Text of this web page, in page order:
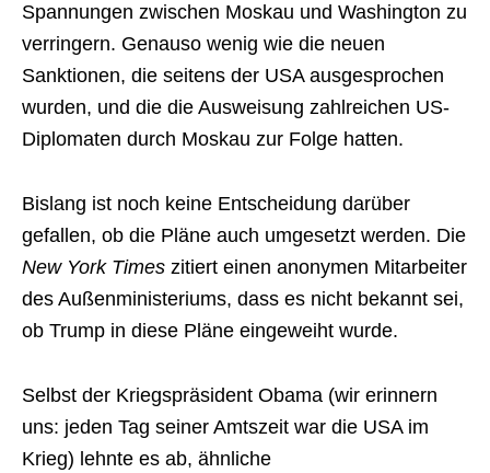
Spannungen zwischen Moskau und Washington zu
verringern. Genauso wenig wie die neuen
Sanktionen, die seitens der USA ausgesprochen
wurden, und die die Ausweisung zahlreichen US-
Diplomaten durch Moskau zur Folge hatten.
Bislang ist noch keine Entscheidung darüber
gefallen, ob die Pläne auch umgesetzt werden. Die
New York Times zitiert einen anonymen Mitarbeiter
des Außenministeriums, dass es nicht bekannt sei,
ob Trump in diese Pläne eingeweiht wurde.
Selbst der Kriegspräsident Obama (wir erinnern
uns: jeden Tag seiner Amtszeit war die USA im
Krieg) lehnte es ab, ähnliche